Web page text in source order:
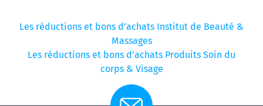
Les réductions et bons d’achats Institut de Beauté &
Massages
Les réductions et bons d’achats Produits Soin du
corps & Visage